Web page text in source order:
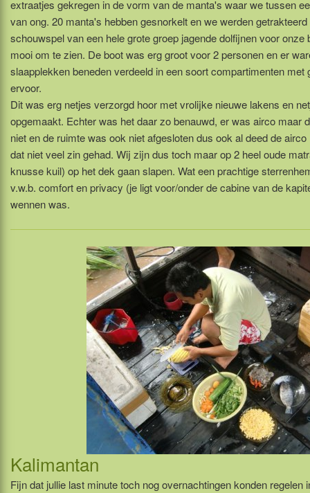
extraatjes gekregen in de vorm van de manta's waar we tussen
van ong. 20 manta's hebben gesnorkelt en we werden getrakteerd
schouwspel van een hele grote groep jagende dolfijnen voor onze
mooi om te zien. De boot was erg groot voor 2 personen en er
slaapplekken beneden verdeeld in een soort compartimenten met
ervoor.
Dit was erg netjes verzorgd hoor met vrolijke nieuwe lakens en
opgemaakt. Echter was het daar zo benauwd, er was airco maar
niet en de ruimte was ook niet afgesloten dus ook al deed de airco
dat niet veel zin gehad. Wij zijn dus toch maar op 2 heel oude
knusse kuil) op het dek gaan slapen. Wat een prachtige
v.w.b. comfort en privacy (je ligt voor/onder de cabine van de
wennen was.
Kalimantan
Fijn dat jullie last minute toch nog overnachtingen konden regelen